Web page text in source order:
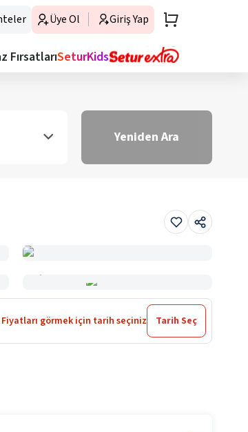
Üye Ol Giriş Yap
FırsatlarıSeturKids
Yeniden Ara
Fiyatları görmek için tarih seçiniz Tarih Seç